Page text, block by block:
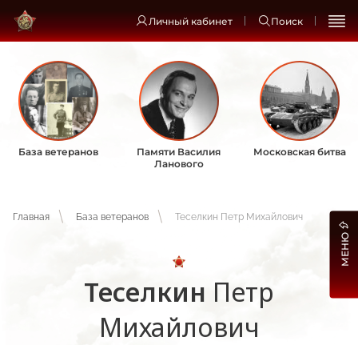
Личный кабинет Поиск
База ветеранов
Памяти Василия
Ланового
Московская битва
Главная База ветеранов Теселкин Петр Михайлович
Теселкин Петр
Михайлович
МЕНЮ